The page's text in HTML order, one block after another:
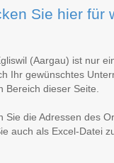
Sie hier für
(Aargau) ist nur
Ihr gewünschtes
Bereich dieser Seite.
Sie die Adressen des
auch als Excel-Datei